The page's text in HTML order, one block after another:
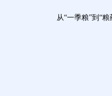
从“一季粮”到“粮